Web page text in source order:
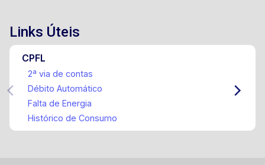
Links Úteis
CPFL
2ª via de contas
Débito Automático
Falta de Energia
Histórico de Consumo